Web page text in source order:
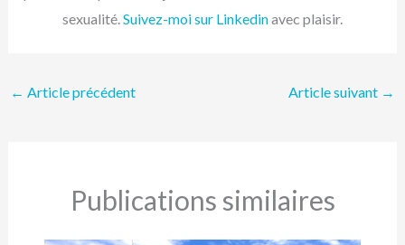
sexualité.Suivez-moi sur Linkedinavec plaisir.
← Article précédent Article suivant →
Publications similaires